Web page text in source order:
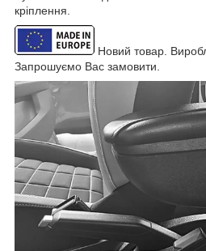
кріплення.
Новий товар.
Запрошуємо Вас замовити.